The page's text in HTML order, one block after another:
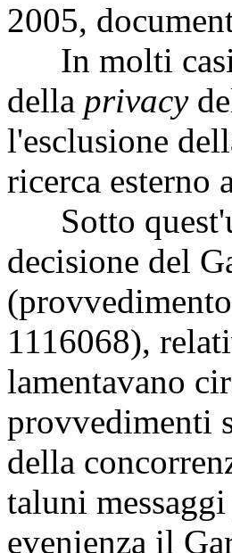
2005,
In molti casi,
della privacy
l'esclusione
ricerca esterno
Sotto
decisione del
1116068),
lamentavano
provvedimenti
della
taluni
evenienza il